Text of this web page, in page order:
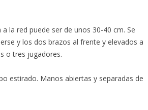
a la red puede ser de unos 30-40 cm. Se
y los dos brazos al frente y elevados a
o tres jugadores.
estirado. Manos abiertas y separadas de